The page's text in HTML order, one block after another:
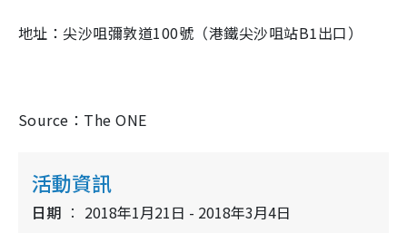
地址：尖沙咀彌敦道100號（港鐵尖沙咀站B1出口）
Source：The ONE
活動資訊
日期
2018年1月21日 - 2018年3月4日